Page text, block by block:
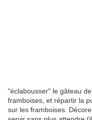
"éclabousser" le gâteau
framboises, et répartir la
sur les framboises.